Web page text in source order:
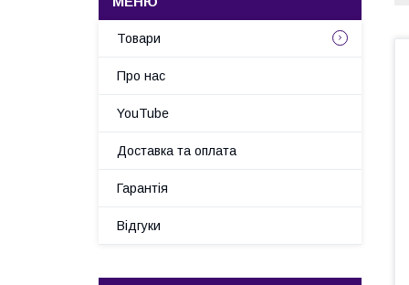
Товари
Про нас
YouTube
Доставка та оплата
Гарантія
Відгуки